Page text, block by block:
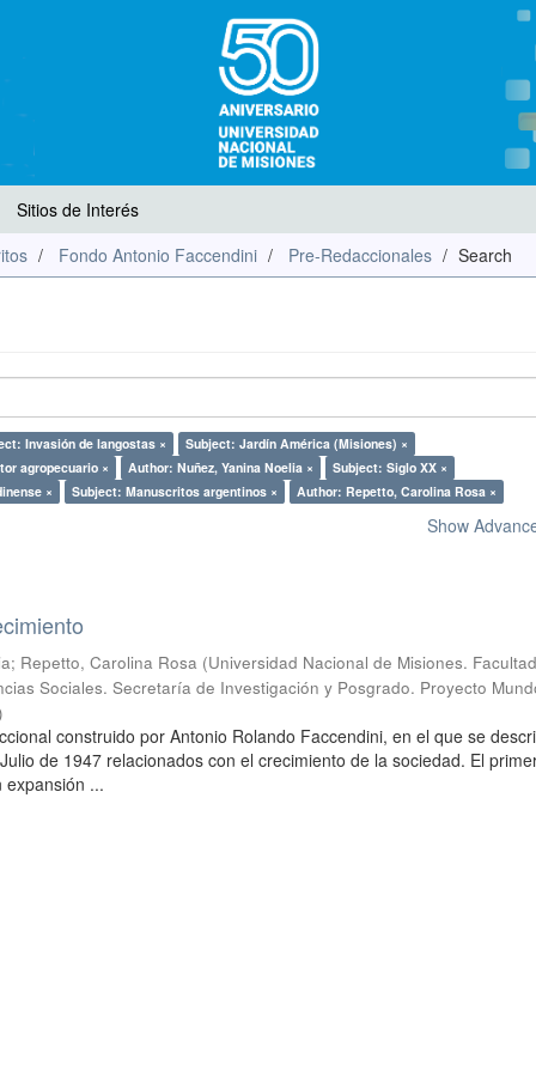
Sitios de Interés
Fondo Antonio Faccendini Pre-Redaccionales Search
Invasión de langostas ×
Subject: Jardín América (Misiones) ×
agropecuario ×
Author: Nuñez, Yanina Noelia ×
Subject: Siglo XX ×
×
Subject: Manuscritos argentinos × Author: Repetto, Carolina Rosa ×
Show
; Repetto, Carolina Rosa (Universidad Nacional de Misiones.
Sociales. Secretaría de Investigación y Posgrado. Proyecto
construido por Antonio Rolando Faccendini, en el que se
de 1947 relacionados con el crecimiento de la sociedad. El
expansión ...